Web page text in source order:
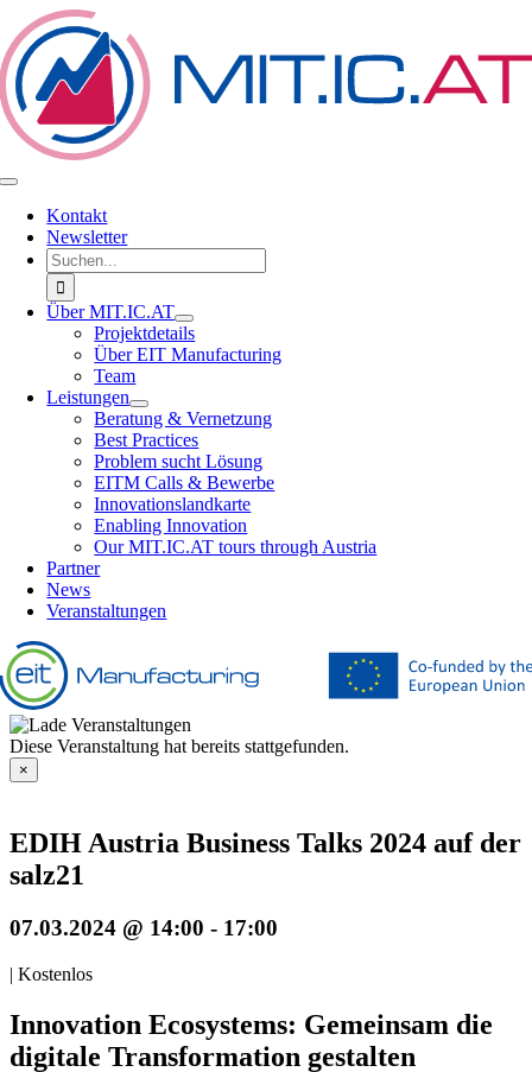
Zum
Inhalt
springen
Toggle
NavigationKontakt
Newsletter
Suche
nach:
Über MIT.IC.AT
Projektdetails
Über EIT Manufacturing
Team
Leistungen
Beratung & Vernetzung
Best Practices
Problem sucht Lösung
EITM Calls & Bewerbe
Innovationslandkarte
Enabling Innovation
Our MIT.IC.AT tours through Austria
Partner
News
Veranstaltungen
Diese Veranstaltung hat bereits stattgefunden.
×
EDIH Austria Business Talks 2024 auf der
salz21
07.03.2024 @ 14:00 - 17:00
| Kostenlos
Innovation Ecosystems: Gemeinsam die
digitale Transformation gestalten